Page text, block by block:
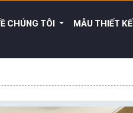
CHÚNG TÔI MẪU THIẾT KẾ